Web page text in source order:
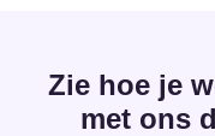
Zie hoe je
met ons